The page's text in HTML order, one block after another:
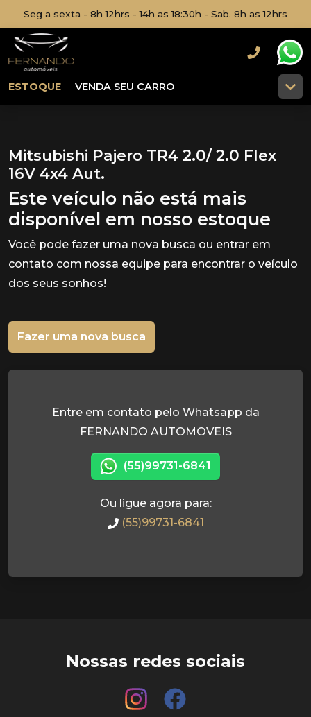
Seg a sexta - 8h 12hrs - 14h as 18:30h - Sab. 8h as 12hrs
ESTOQUE VENDA SEU CARRO
Mitsubishi Pajero TR4 2.0/ 2.0 Flex
16V 4x4 Aut.
Este veículo não está mais
disponível em nosso estoque
Você pode fazer uma nova busca ou entrar em
contato com nossa equipe para encontrar o veículo
dos seus sonhos!
Fazer uma nova busca
Entre em contato pelo Whatsapp da
FERNANDO AUTOMOVEIS
(55)99731-6841
Ou ligue agora para:
(55)99731-6841
Nossas redes sociais